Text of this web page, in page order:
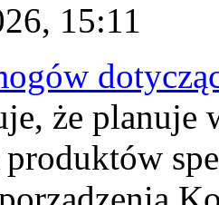
15:11
że planuje